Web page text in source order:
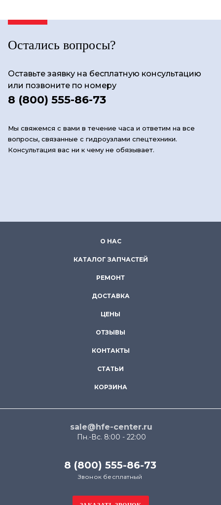
Остались вопросы?
Оставьте заявку на бесплатную консультацию
или позвоните по номеру
8 (800) 555-86-73
Мы свяжемся с вами в течение часа и ответим на все
вопросы, связанные с гидроузлами спецтехники.
Консультация вас ни к чему не обязывает.
О НАС
КАТАЛОГ ЗАПЧАСТЕЙ
РЕМОНТ
ДОСТАВКА
ЦЕНЫ
ОТЗЫВЫ
КОНТАКТЫ
СТАТЬИ
КОРЗИНА
sale@hfe-center.ru
Пн.-Вс. 8:00 - 22:00
8 (800) 555-86-73
Звонок бесплатный